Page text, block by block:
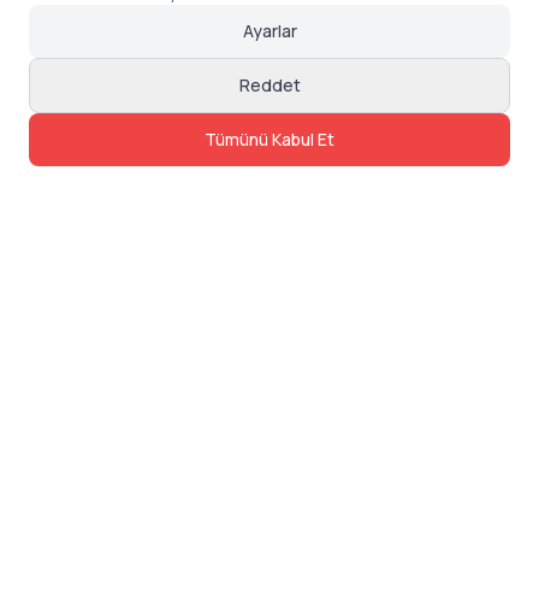
Ayarlar
Reddet
Tümünü Kabul Et